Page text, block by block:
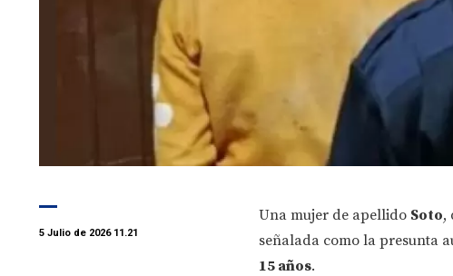
5 Julio de 2026 11.21
Una mujer de apellido Soto,
señalada como la presunta
15 años.